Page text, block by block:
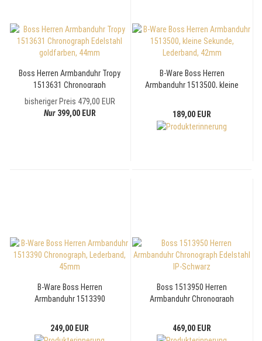
Boss Herren Armbanduhr Tropy
1513631 Chronograph
Edelstahl goldfarben, 44mm
bisheriger Preis 479,00 EUR
Nur399,00 EUR
B-Ware Boss Herren
Armbanduhr 1513500, kleine
189,00 EUR
B-Ware Boss Herren
Armbanduhr 1513390
249,00 EUR
Boss 1513950 Herren
Armbanduhr Chronograph
469,00 EUR